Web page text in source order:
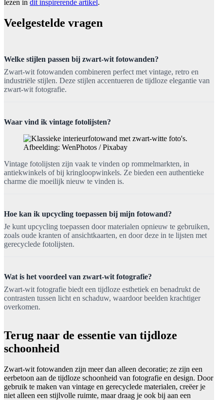
lezen in dit inspirerende artikel .
Veelgestelde vragen
Welke stijlen passen bij zwart-wit fotowanden?
Zwart-wit fotowanden combineren perfect met vintage, retro en
industriële stijlen. Deze stijlen accentueren de tijdloze elegantie van
zwart-wit fotografie.
Waar vind ik vintage fotolijsten?
Afbeelding: WenPhotos / Pixabay
Vintage fotolijsten zijn vaak te vinden op rommelmarkten, in
antiekwinkels of bij kringloopwinkels. Ze bieden een authentieke
charme die moeilijk nieuw te vinden is.
Hoe kan ik upcycling toepassen bij mijn fotowand?
Je kunt upcycling toepassen door materialen opnieuw te gebruiken,
zoals oude kranten of ansichtkaarten, en door deze in te lijsten met
gerecyclede fotolijsten.
Wat is het voordeel van zwart-wit fotografie?
Zwart-wit fotografie biedt een tijdloze esthetiek en benadrukt de
contrasten tussen licht en schaduw, waardoor beelden krachtiger
overkomen.
Terug naar de essentie van tijdloze
schoonheid
Zwart-wit fotowanden zijn meer dan alleen decoratie; ze zijn een
eerbetoon aan de tijdloze schoonheid van fotografie en design. Door
gebruik te maken van vintage en gerecyclede materialen, creëer je
niet alleen een stijlvolle ruimte, maar draag je ook bij aan een